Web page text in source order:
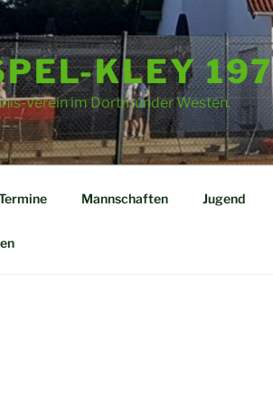
KLEY
Verein im Dortmunder Westen.
Mannschaften Jugend